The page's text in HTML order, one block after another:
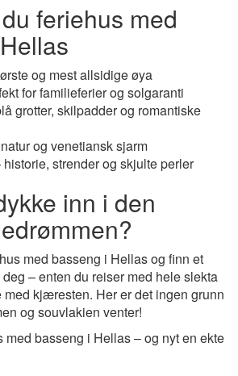
feriehus med
og mest allsidige øya
for familieferier og solgaranti
grotter, skilpadder og romantiske
og venetiansk sjarm
historie, strender og skjulte perler
inn i den
med basseng i Hellas og finn et
– enten du reiser med hele slekta
kjæresten. Her er det ingen grunn
og souvlakien venter!
basseng i Hellas – og nyt en ekte